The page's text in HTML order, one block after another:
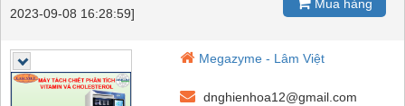
2023-09-08 16:28:59]
Mua hàng
Megazyme - Lâm Việt
dnghienhoa12@gmail.com